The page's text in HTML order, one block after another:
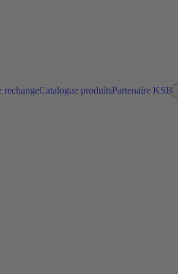
rechangeCatalogue produitsPartenaire KSB